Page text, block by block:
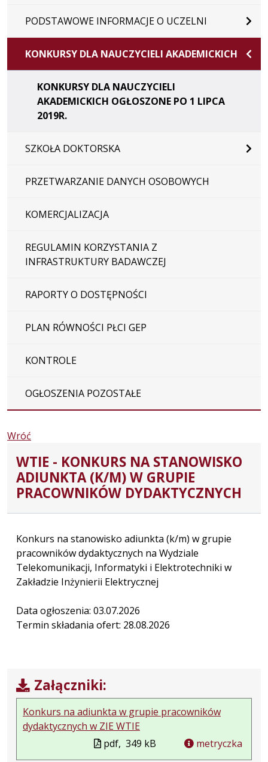
PODSTAWOWE INFORMACJE O UCZELNI
KONKURSY DLA NAUCZYCIELI AKADEMICKICH
KONKURSY DLA NAUCZYCIELI
AKADEMICKICH OGŁOSZONE PO 1 LIPCA
2019R.
SZKOŁA DOKTORSKA
PRZETWARZANIE DANYCH OSOBOWYCH
KOMERCJALIZACJA
REGULAMIN KORZYSTANIA Z
INFRASTRUKTURY BADAWCZEJ
RAPORTY O DOSTĘPNOŚCI
PLAN RÓWNOŚCI PŁCI GEP
KONTROLE
OGŁOSZENIA POZOSTAŁE
Wróć
WTIE - KONKURS NA STANOWISKO
ADIUNKTA (K/M) W GRUPIE
PRACOWNIKÓW DYDAKTYCZNYCH
Konkurs na stanowisko adiunkta (k/m) w grupie
pracowników dydaktycznych na Wydziale
Telekomunikacji, Informatyki i Elektrotechniki w
Zakładzie Inżynierii Elektrycznej
Data ogłoszenia: 03.07.2026
Termin składania ofert: 28.08.2026
Załączniki:
Konkurs na adiunkta w grupie pracowników
dydaktycznych w ZIE WTIE
pdf, 349 kB metryczka